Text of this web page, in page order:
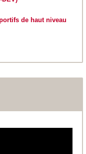
de haut niveau